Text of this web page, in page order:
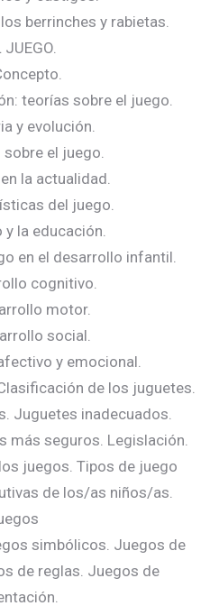
berrinches y rabietas.
JUEGO.
teorías sobre el juego.
y evolución.
sobre el juego.
la actualidad.
del juego.
y la educación.
en el desarrollo infantil.
cognitivo.
motor.
social.
y emocional.
de los juguetes.
Juguetes inadecuados.
más seguros. Legislación.
juegos. Tipos de juego
de los/as niños/as.
simbólicos. Juegos de
de reglas. Juegos de